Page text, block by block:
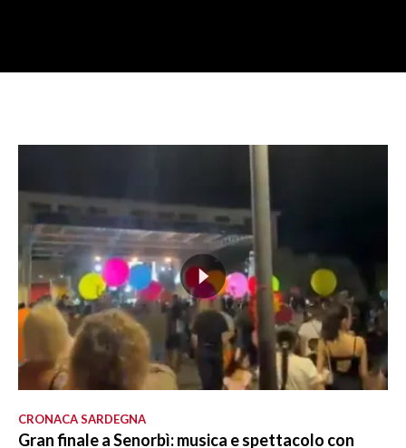
CRONACA SARDEGNA
Gran finale a Senorbì: musica e spettacolo con